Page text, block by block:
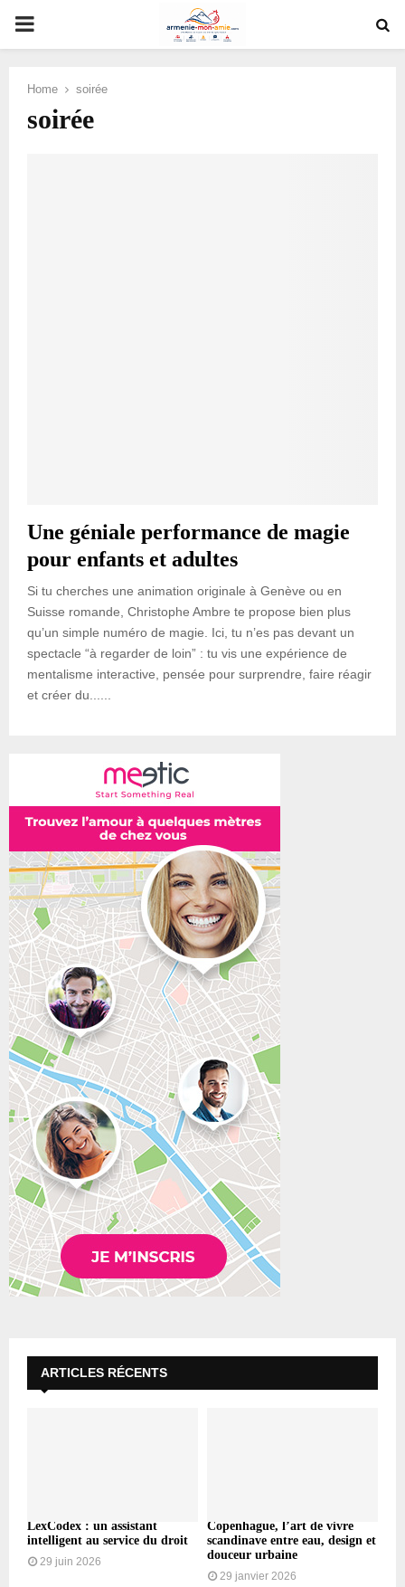
PRIMARY
Home soirée
soirée
Une géniale performance de magie
pour enfants et adultes
Si tu cherches une animation originale à Genève ou en
Suisse romande, Christophe Ambre te propose bien plus
qu’un simple numéro de magie. Ici, tu n’es pas devant un
spectacle “à regarder de loin” : tu vis une expérience de
mentalisme interactive, pensée pour surprendre, faire réagir
et créer du......
ARTICLES RÉCENTS
LexCodex : un assistant
intelligent au service du droit
29 juin 2026
Copenhague, l’art de vivre
scandinave entre eau, design et
douceur urbaine
29 janvier 2026